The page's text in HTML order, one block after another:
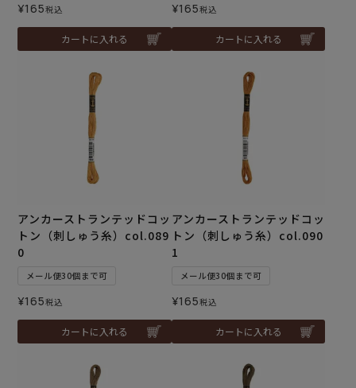
¥165税込
カートに入れる
¥165税込
カートに入れる
アンカーストランテッドコッ
トン（刺しゅう糸）col.089
0
メール便30個まで可
¥165税込
カートに入れる
アンカーストランテッドコッ
トン（刺しゅう糸）col.090
1
メール便30個まで可
¥165税込
カートに入れる